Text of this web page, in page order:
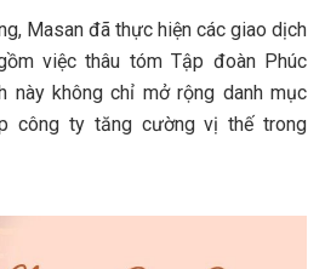
Masan đã thực hiện các giao dịch
việc thâu tóm Tập đoàn Phúc
này không chỉ mở rộng danh mục
công ty tăng cường vị thế trong